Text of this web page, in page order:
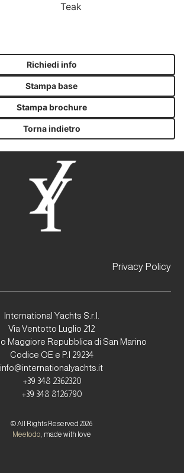
Teak
Richiedi info
Stampa base
Stampa brochure
Torna indietro
Privacy Policy
International Yachts S.r.l.
Via Ventotto Luglio 212
Maggiore Repubblica di San Marino
Codice OE e P.I 29234
info@internationalyachts.it
+39 348 2362320
+39 348 8126790
© All Rights Reserved 2026
Meetodo, made with love